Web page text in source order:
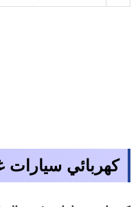
كهربائي